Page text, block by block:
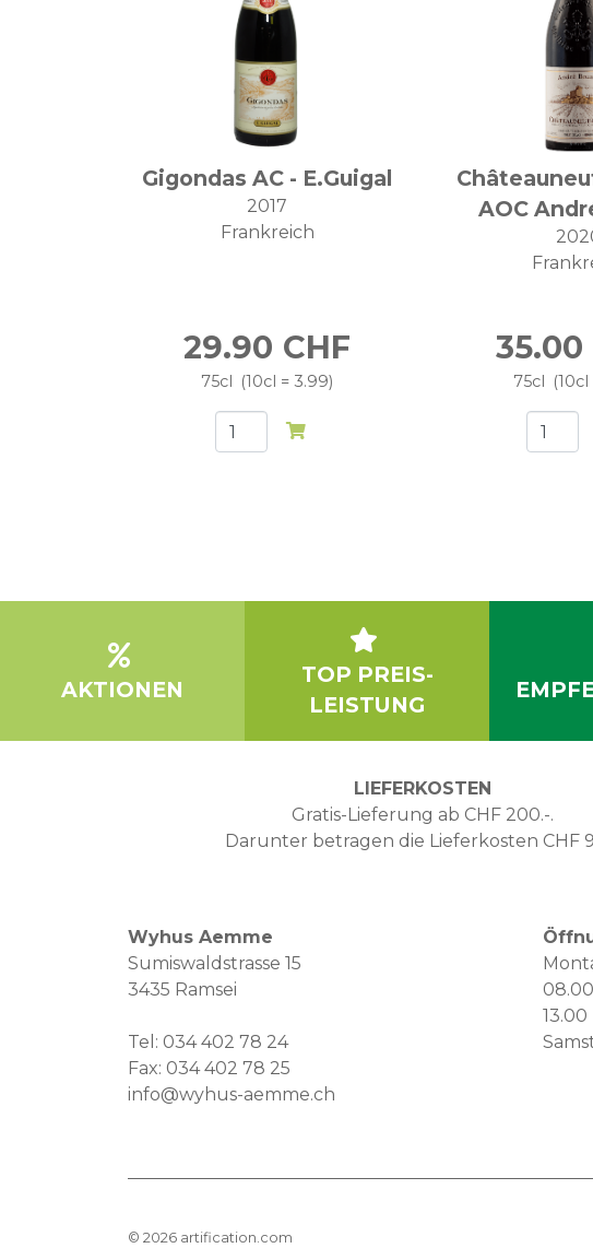
Gigondas AC - E.Guigal
2017
Frankreich
29.90 CHF
75cl 10cl = 3.99
AOC
35.00
75cl 10cl
AKTIONEN
TOP PREIS-
LEISTUNG
LIEFERKOSTEN
Gratis-Lieferung ab CHF 200.-.
Darunter betragen die Lieferkosten CHF
Wyhus Aemme
Sumiswaldstrasse 15
3435 Ramsei
Tel: 034 402 78 24
Fax: 034 402 78 25
info@wyhus-aemme.ch
© 2026 artification.com